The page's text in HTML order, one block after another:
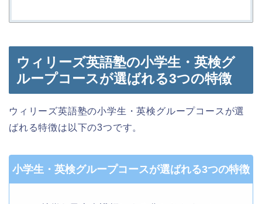
ウィリーズ英語塾の小学生・英検グ
ループコースが選ばれる3つの特徴
ウィリーズ英語塾の小学生・英検グループコースが選
ばれる特徴は以下の3つです。
小学生・英検グループコースが選ばれる3つの特徴